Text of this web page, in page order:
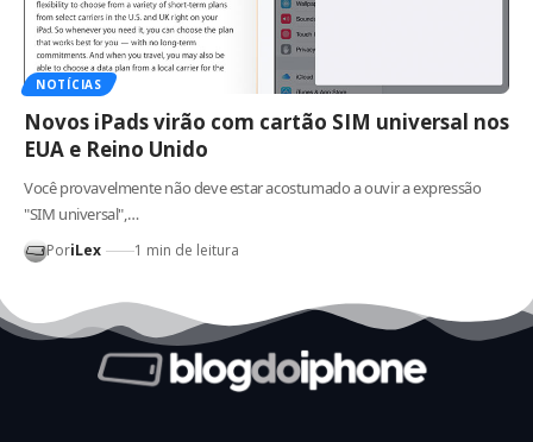
NOTÍCIAS
Novos iPads virão com cartão SIM universal nos
EUA e Reino Unido
Você provavelmente não deve estar acostumado a ouvir a expressão
"SIM universal",…
PoriLex 1 min de leitura